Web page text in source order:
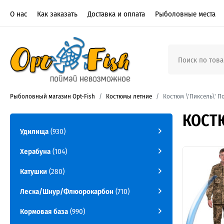
О нас Как заказать Доставка и оплата Рыболовные места
Рыболовный магазин Opt-Fish Костюмы летние Костюм \'Пиксель\'
Удилища(930)
Херабуна(104)
Катушки(280)
Леска/Шнур/Флюорокарбон(710)
Кормовая база(990)